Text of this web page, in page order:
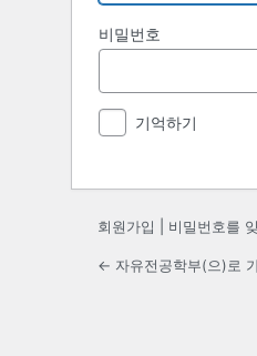
비밀번호
기억하기
회원가입 비밀번호를
← 자유전공학부(으)로